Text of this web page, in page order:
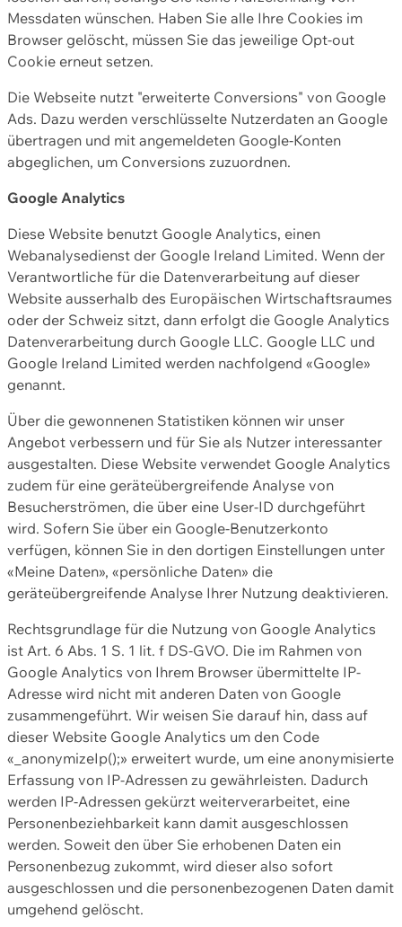
Messdaten wünschen. Haben Sie alle Ihre Cookies im
Browser gelöscht, müssen Sie das jeweilige Opt-out
Cookie erneut setzen.
Die Webseite nutzt "erweiterte Conversions" von Google
Ads. Dazu werden verschlüsselte Nutzerdaten an Google
übertragen und mit angemeldeten Google-Konten
abgeglichen, um Conversions zuzuordnen.
Google Analytics
Diese Website benutzt Google Analytics, einen
Webanalysedienst der Google Ireland Limited. Wenn der
Verantwortliche für die Datenverarbeitung auf dieser
Website ausserhalb des Europäischen Wirtschaftsraumes
oder der Schweiz sitzt, dann erfolgt die Google Analytics
Datenverarbeitung durch Google LLC. Google LLC und
Google Ireland Limited werden nachfolgend «Google»
genannt.
Über die gewonnenen Statistiken können wir unser
Angebot verbessern und für Sie als Nutzer interessanter
ausgestalten. Diese Website verwendet Google Analytics
zudem für eine geräteübergreifende Analyse von
Besucherströmen, die über eine User-ID durchgeführt
wird. Sofern Sie über ein Google-Benutzerkonto
verfügen, können Sie in den dortigen Einstellungen unter
«Meine Daten», «persönliche Daten» die
geräteübergreifende Analyse Ihrer Nutzung deaktivieren.
Rechtsgrundlage für die Nutzung von Google Analytics
ist Art. 6 Abs. 1 S. 1 lit. f DS-GVO. Die im Rahmen von
Google Analytics von Ihrem Browser übermittelte IP-
Adresse wird nicht mit anderen Daten von Google
zusammengeführt. Wir weisen Sie darauf hin, dass auf
dieser Website Google Analytics um den Code
«_anonymizeIp();» erweitert wurde, um eine anonymisierte
Erfassung von IP-Adressen zu gewährleisten. Dadurch
werden IP-Adressen gekürzt weiterverarbeitet, eine
Personenbeziehbarkeit kann damit ausgeschlossen
werden. Soweit den über Sie erhobenen Daten ein
Personenbezug zukommt, wird dieser also sofort
ausgeschlossen und die personenbezogenen Daten damit
umgehend gelöscht.